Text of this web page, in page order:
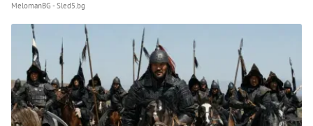
MelomanBG - Sled5.bg